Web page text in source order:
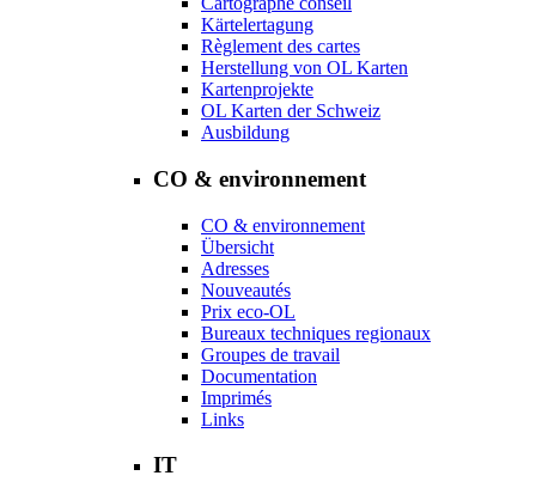
Kärtelertagung
Règlement des cartes
Herstellung von OL Karten
Kartenprojekte
OL Karten der Schweiz
Ausbildung
CO & environnement
CO & environnement
Übersicht
Adresses
Nouveautés
Prix eco-OL
Bureaux techniques regionaux
Groupes de travail
Documentation
Imprimés
Links
IT